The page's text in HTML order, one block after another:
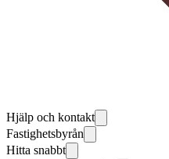
Hjälp och kontakt
Fastighetsbyrån
Hitta snabbt